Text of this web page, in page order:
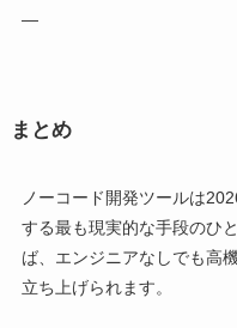
—
まとめ
ノーコード開発ツールは
する最も現実的な手段のひ
ば、エンジニアなしでも高
立ち上げられます。